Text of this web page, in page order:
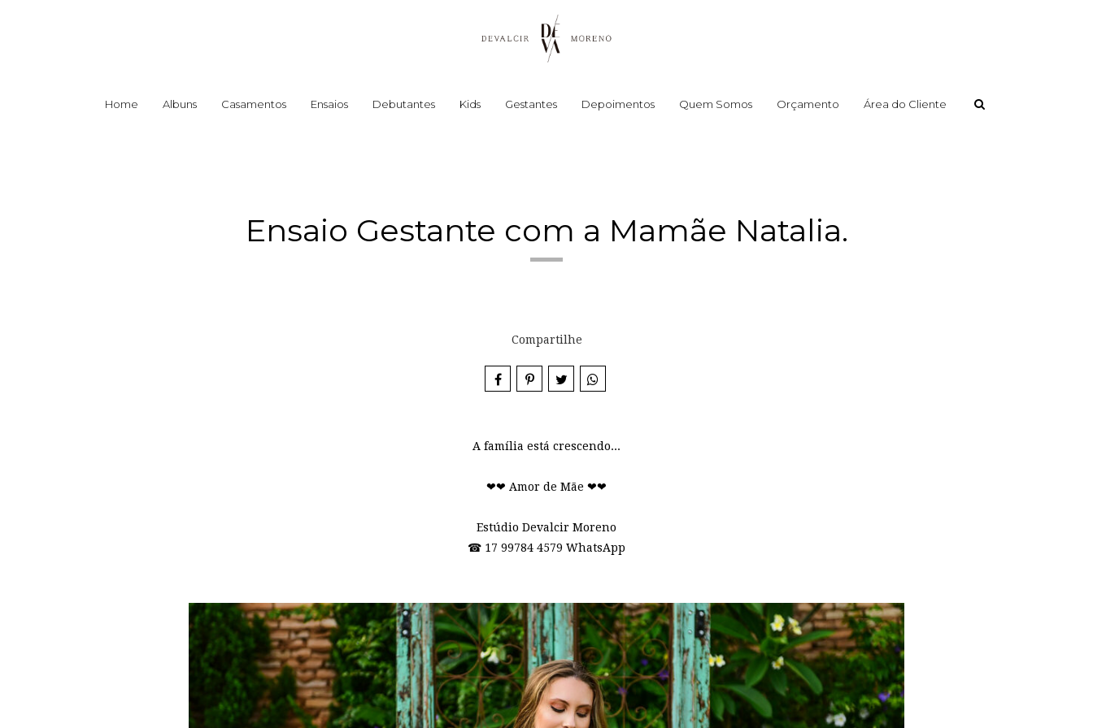
Home Albuns Casamentos Ensaios Debutantes Kids Gestantes Depoimentos Quem Somos Orçamento Área do Cliente
Ensaio Gestante com a Mamãe Natalia.
Compartilhe
A família está crescendo...
❤❤ Amor de Mãe ❤❤
Estúdio Devalcir Moreno
☎ 17 99784 4579 WhatsApp